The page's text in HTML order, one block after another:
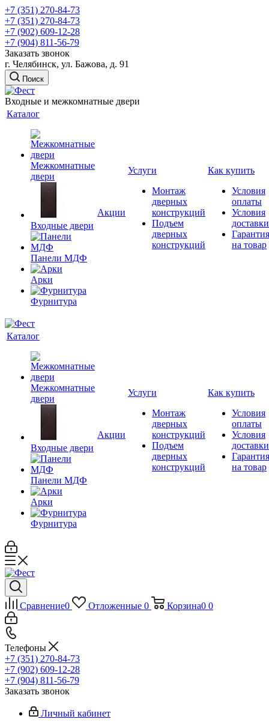
+7 (351) 270-84-73
+7 (351) 270-84-73
+7 (902) 609-12-28
+7 (904) 811-56-79
Заказать звонок
г. Челябинск, ул. Бажова, д. 91
Поиск
Входные и межкомнатные двери
Каталог
Межкомнатные
двери
Входные двери
Панели МДФ
Арки
Фурнитура
Акции
Услуги
Монтаж
дверных
конструкций
Подъем
дверных
конструкций
Как купить
Условия
оплаты
Условия
доставки
Гарантия
на товар
Каталог
Межкомнатные
двери
Входные двери
Панели МДФ
Арки
Фурнитура
Акции
Услуги
Монтаж
дверных
конструкций
Подъем
дверных
конструкций
Как купить
Условия
оплаты
Условия
доставки
Гарантия
на товар
Сравнение0 Отложенные 0 Корзина0 0
Телефоны
+7 (351) 270-84-73
+7 (902) 609-12-28
+7 (904) 811-56-79
Заказать звонок
Личный кабинет